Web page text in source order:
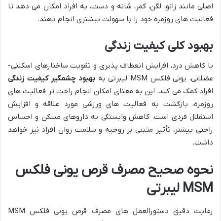
اصلی مانند زانو، لگن، کمر، شانه و دست، به افراد امکان می دهد تا
فعالیت های روزمره خود را با سهولت بیشتری انجام دهند.
بهبود کلی کیفیت زندگی
با کاهش درد، افزایش انعطاف پذیری و تقویت ساختارهای اسکلتی-
عضلانی، یونی فلکس MSM لیبرتی به
بهبود چشمگیر کیفیت زندگی
افراد کمک می کند. این به معنای امکان انجام راحت تر فعالیت های
روزمره، بازگشت به فعالیت های ورزشی مورد علاقه و افزایش
استقلال فردی است. کاهش وابستگی به داروهای مسکن و احساس
راحتی بیشتر، تأثیر مثبتی بر روحیه و سلامت روان افراد نیز خواهد
داشت.
نحوه صحیح مصرف قرص یونی فلکس
MSM لیبرتی
رعایت دقیق دستورالعمل های مصرف قرص یونی فلکس MSM